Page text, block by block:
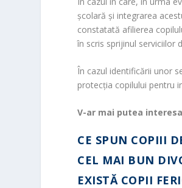
școlară și integrarea
constatată afilierea
în scris sprijinul serviciilor
În cazul identificării unor
protecția copilului pentru
V-ar mai putea
CE SPUN COPIII
CEL MAI BUN
EXISTĂ COPII